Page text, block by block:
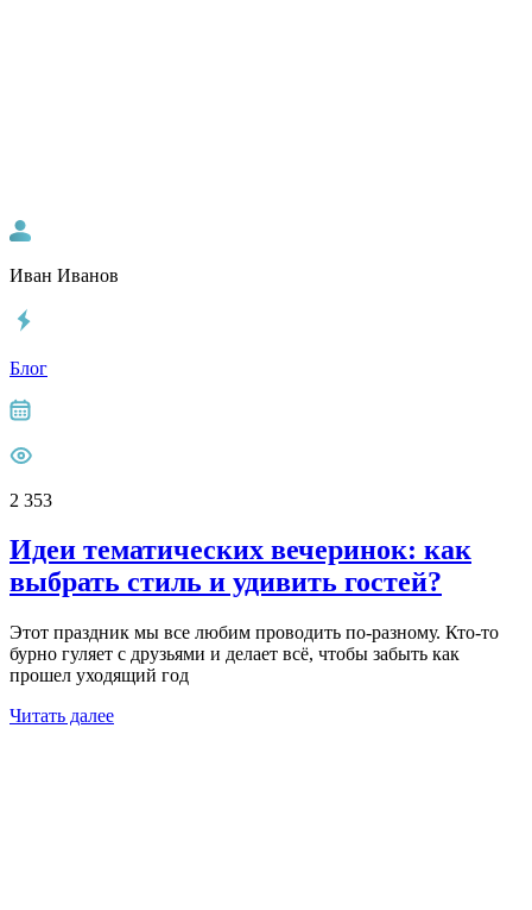
Иван Иванов
Блог
2 353
Идеи тематических вечеринок: как
выбрать стиль и удивить гостей?
Этот праздник мы все любим проводить по-разному. Кто-то
бурно гуляет с друзьями и делает всё, чтобы забыть как
прошел уходящий год
Читать далее